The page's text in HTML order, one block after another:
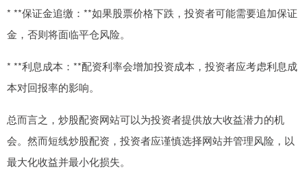
* **保证金追缴：**如果股票价格下跌，投资者可能需要追加保证
金，否则将面临平仓风险。
* **利息成本：**配资利率会增加投资成本，投资者应考虑利息成
本对回报率的影响。
总而言之，炒股配资网站可以为投资者提供放大收益潜力的机
会。然而短线炒股配资，投资者应谨慎选择网站并管理风险，以
最大化收益并最小化损失。